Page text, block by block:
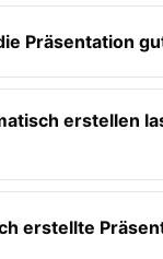
Präsentation
erstellen
erstellte